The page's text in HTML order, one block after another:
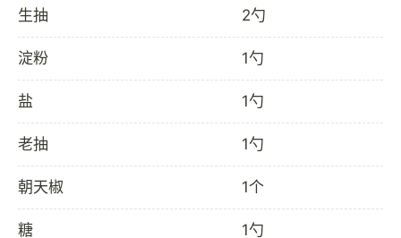
生抽 2勺
淀粉 1勺
盐 1勺
老抽 1勺
朝天椒 1个
糖 1勺